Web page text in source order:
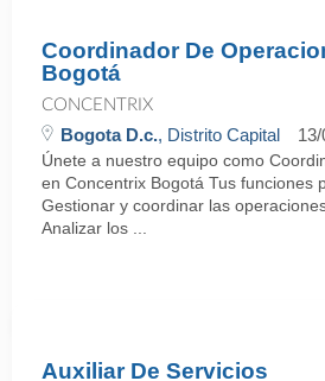
Coordinador De
Bogotá
CONCENTRIX
Bogota D.c., Distrito Capital
Únete a nuestro equipo como
en Concentrix Bogotá Tus funciones
Gestionar y coordinar las
Analizar los ...
Auxiliar De Servicios